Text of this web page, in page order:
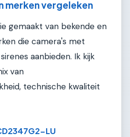
merken vergeleken
gemaakt van bekende en
die camera's met
aanbieden. Ik kijk
van
technische kwaliteit
LU